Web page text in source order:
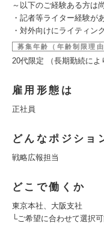
～以下のご経験ある方は
・記者等ライター経験が
・対外向けにライティン
募集年齢（年齢制限理由
20代限定 （長期勤続によ
雇用形態は
正社員
どんなポジショ
戦略広報担当
どこで働くか
東京本社、大阪支社
└ご希望に合わせて選択可